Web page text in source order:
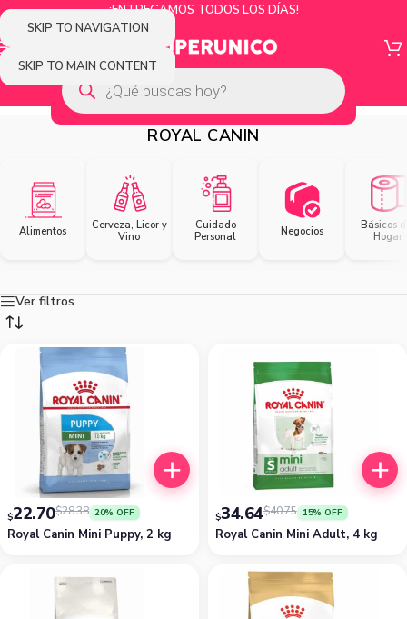
SKIP TO NAVIGATION
SKIP TO MAIN CONTENT
¡ENTREGAMOS TODOS LOS DÍAS!
ROYAL CANIN
Alimentos
Cerveza, Licor y
Vino
Cuidado
Personal
Negocios
Básicos
Hogar
Ver filtros
Royal Canin Mini Puppy, 2 kg
$28.38
$22.70 20% OFF
Royal Canin Mini Adult, 4 kg
$40.75
$34.64 15% OFF